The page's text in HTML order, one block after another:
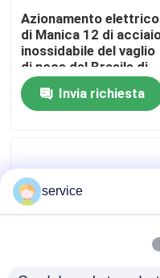
Circa noi
Giro della fabbrica
Contattici
Notizie
Azionamento elettrico
di Manica 12 di
inossidabile del vaglio
di noce del Brasile di
AI
Invia richiesta
service